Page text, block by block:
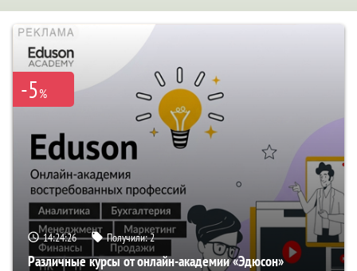
-5%
14:24:25 Получили:2
Различные курсы от онлайн-академии «Эдюсон»